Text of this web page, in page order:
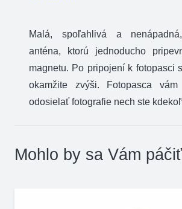
Malá, spoľahlivá a
anténa, ktorú jednoducho
magnetu. Po pripojení k fotopasci
okamžite zvýši. Fotopasca
odosielať fotografie nech ste
Mohlo by sa Vám páčiť